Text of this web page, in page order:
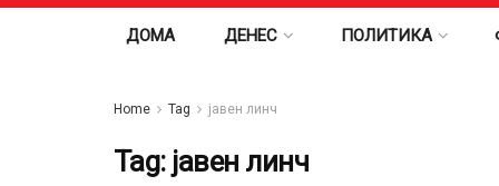
ДОМА ДЕНЕС ПОЛИТИКА
Home Tag јавен линч
Tag: јавен линч